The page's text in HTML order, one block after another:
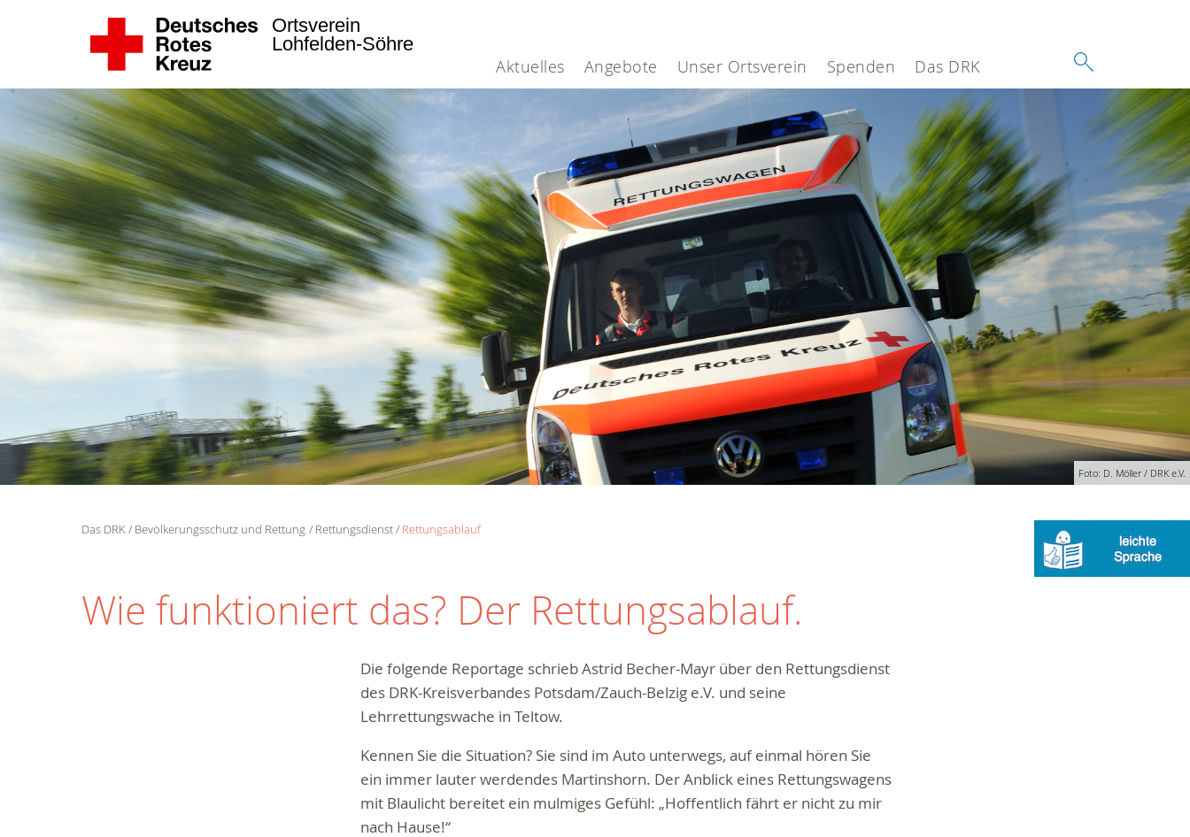
Aktuelles Angebote Unser Ortsverein Spenden Das DRK
Ortsverein
Lohfelden-Söhre
Foto: D. Möller / DRK e.V.
Das DRK Bevölkerungsschutz und Rettung Rettungsdienst Rettungsablauf
Wie funktioniert das? Der Rettungsablauf.
Die folgende Reportage schrieb Astrid Becher-Mayr über den Rettungsdienst
des DRK-Kreisverbandes Potsdam/Zauch-Belzig e.V. und seine
Lehrrettungswache in Teltow.
Kennen Sie die Situation? Sie sind im Auto unterwegs, auf einmal hören Sie
ein immer lauter werdendes Martinshorn. Der Anblick eines Rettungswagens
mit Blaulicht bereitet ein mulmiges Gefühl: „Hoffentlich fährt er nicht zu mir
nach Hause!“